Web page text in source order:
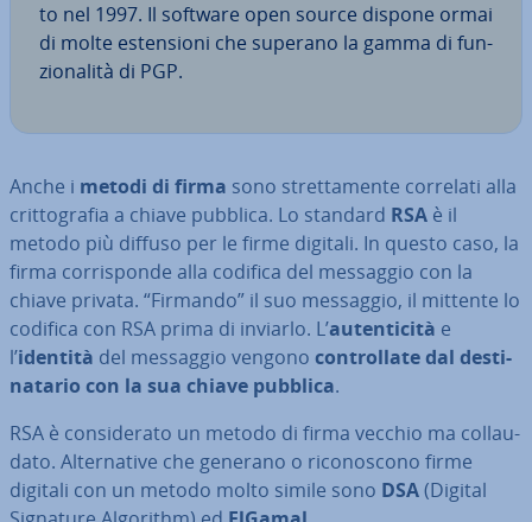
to nel 1997. Il software open source dispone ormai
di molte esten­sio­ni che superano la gamma di fun­
zio­na­li­tà di PGP.
Anche i metodi di firma sono stret­ta­men­te correlati alla
crit­to­gra­fia a chiave pubblica. Lo standard RSA è il
metodo più diffuso per le firme digitali. In questo caso, la
firma cor­ri­spon­de alla codifica del messaggio con la
chiave privata. “Firmando” il suo messaggio, il mittente lo
codifica con RSA prima di inviarlo. L’au­ten­ti­ci­tà e
l’identità del messaggio vengono con­trol­la­te dal de­sti­
na­ta­rio con la sua chiave pubblica.
RSA è con­si­de­ra­to un metodo di firma vecchio ma col­lau­
da­to. Al­ter­na­ti­ve che generano o ri­co­no­sco­no firme
digitali con un metodo molto simile sono DSA(Digital